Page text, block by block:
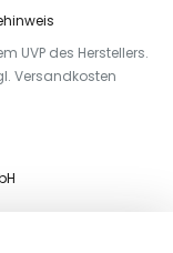
UVP des Herstellers.
Versandkosten